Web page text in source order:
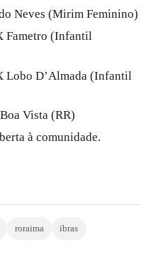
Neves (Mirim Feminino)
Fametro (Infantil
Lobo D’Almada (Infantil
Vista (RR)
à comunidade.
roraima ibras